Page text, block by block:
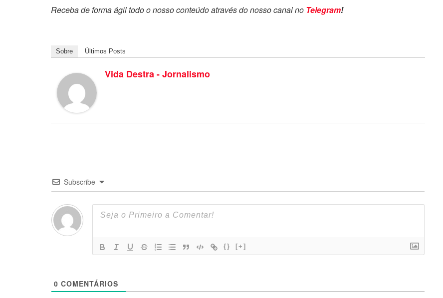
Receba de forma ágil todo o nosso conteúdo através do nosso canal no Telegram!
Sobre Últimos Posts
Vida Destra - Jornalismo
Subscribe
{} [+]
0 COMENTÁRIOS